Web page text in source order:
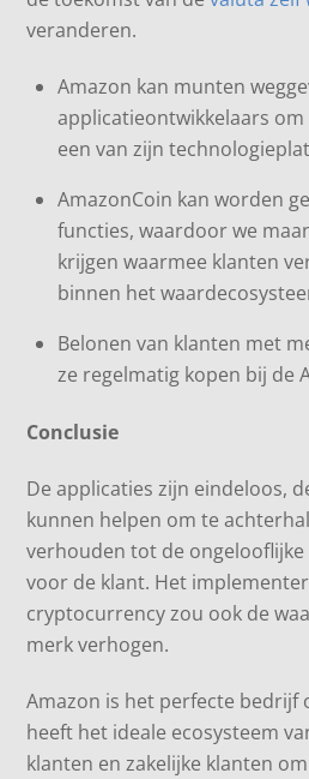
veranderen.
Amazon kan munten
applicatieontwikkelaars
een van zijn
AmazonCoin kan worden
functies, waardoor we
krijgen waarmee klanten
binnen het
Belonen van klanten met
ze regelmatig kopen bij de
Conclusie
De applicaties zijn eindeloos,
kunnen helpen om te
verhouden tot de ongelooflijke
voor de klant. Het
cryptocurrency zou ook de
merk verhogen.
Amazon is het perfecte bedrijf
heeft het ideale ecosysteem
klanten en zakelijke klanten